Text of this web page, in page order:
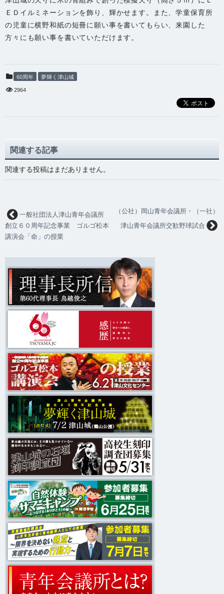
ＥＤイルミネーションを飾り、輝かせます。また、学童保育所
の児童に横野和紙の短冊に願い事を書いてもらい、来園した
方々にも願い事を書いていただけます。
60周年 夢輝く津山城
2964
関連する記事
関連する投稿はまだありません。
（公社）岡山青年会議所・（一社）
津山青年会議所交歓野球試合
一般社団法人津山青年会議所
創立６０周年記念事業 ゴルゴ松本
講演会「命」の授業